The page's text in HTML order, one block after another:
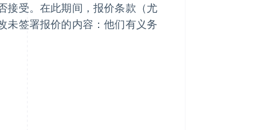
接受。在此期间，报价条款（尤
未签署报价的内容：他们有义务